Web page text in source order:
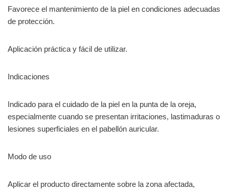
Favorece el mantenimiento de la piel en condiciones adecuadas
de protección.
Aplicación práctica y fácil de utilizar.
Indicaciones
Indicado para el cuidado de la piel en la punta de la oreja,
especialmente cuando se presentan irritaciones, lastimaduras o
lesiones superficiales en el pabellón auricular.
Modo de uso
Aplicar el producto directamente sobre la zona afectada,